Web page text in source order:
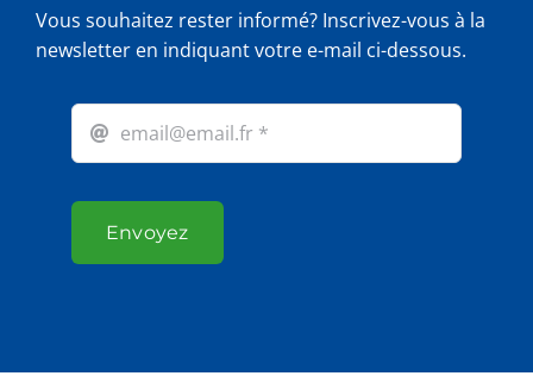
Vous souhaitez rester informé? Inscrivez-vous à la
newsletter en indiquant votre e-mail ci-dessous.
Envoyez